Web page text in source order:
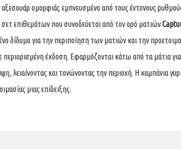
αξεσουάρ ομορφιάς εμπνευσμένο από τους έντονους
σετ επιθεμάτων που συνοδεύεται από τον ορό ματιών
δίδυμο για την περιποίηση των ματιών και την
έκδοση. Εφαρμόζονται κάτω από τα μάτια
λειαίνοντας και τονώνοντας την περιοχή. Η καμπάνια
μιας επίδειξης.